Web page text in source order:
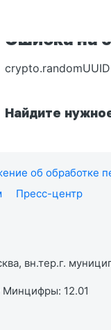
Ошибка на
Найдите
об обработке
Пресс-центр
вн.тер.г.
Минцифры: 12.01